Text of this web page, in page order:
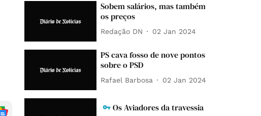
Sobem salários, mas também
os preços
Redação DN 02 Jan 2024
PS cava fosso de nove pontos
sobre o PSD
Rafael Barbosa 02 Jan 2024
Os Aviadores da travessia